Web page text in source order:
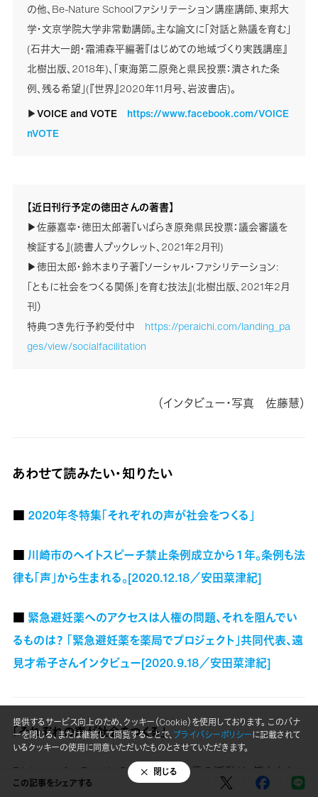
の他、Be-Nature Schoolファシリテーション講座講師、東邦大
学・文京学院大学非常勤講師。主な論文に「対話と熟議を育む」
(石井大一朗・霜浦森平編著『はじめての地域づくり実践講座』
北樹出版、2018年)、「東海第二原発と県民投票：潰された条
例、残る希望」(『世界』2020年11月号、岩波書店)。
▶VOICE and VOTE https://www.facebook.com/VOICE
nVOTE
【近日刊行予定の徳田さんの著書】
▶佐藤嘉幸・徳田太郎著『いばらき原発県民投票：議会審議を
検証する』(読書人ブックレット、2021年2月刊)
▶徳田太郎・鈴木まり子著『ソーシャル・ファシリテーション:
「ともに社会をつくる関係」を育む技法』(北樹出版、2021年2月
刊）
特典つき先行予約受付中 https://peraichi.com/landing_pa
ges/view/socialfacilitation
（インタビュー・写真 佐藤慧）
あわせて読みたい・知りたい
■ 2020年冬特集「それぞれの声が社会をつくる」
■ 川崎市のヘイトスピーチ禁止条例成立から１年。条例も法
律も「声」から生まれる。[2020.12.18／安田菜津紀]
■ 緊急避妊薬へのアクセスは人権の問題、それを阻んでい
るものは？ 「緊急避妊薬を薬局でプロジェクト」共同代表、遠
見才希子さんインタビュー[2020.9.18／安田菜津紀]
「それぞれの声が社会をつくる」
Dialogue for Peopleの取材、情報発信の活動は、皆さまか
この記事をシェアする
提供するサービス向上のため、クッキー（Cookie）を使用しております。 このバナ
ーを閉じる、または継続して閲覧することで、プライバシーポリシーに記載されて
いるクッキーの使用に同意いただいたものとさせていただきます。
閉じる